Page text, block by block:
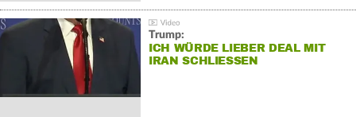
Trump:
ICH WÜRDE LIEBER DEAL MIT
IRAN SCHLIESSEN